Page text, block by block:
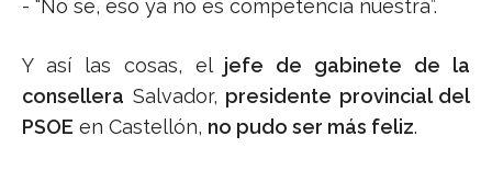
- “No se, eso ya no es competencia nuestra”.
Y así las cosas, el jefe de gabinete de la
consellera Salvador, presidente provincial del
PSOE en Castellón, no pudo ser más feliz.